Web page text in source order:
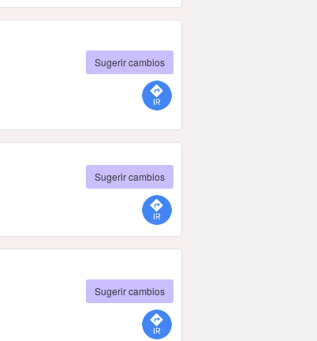
Sugerir cambios
Sugerir cambios
Sugerir cambios